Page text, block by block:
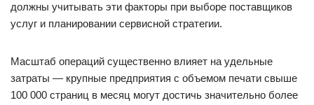
должны учитывать эти факторы при выборе поставщиков
услуг и планировании сервисной стратегии.
Масштаб операций существенно влияет на удельные
затраты — крупные предприятия с объемом печати свыше
100 000 страниц в месяц могут достичь значительно более